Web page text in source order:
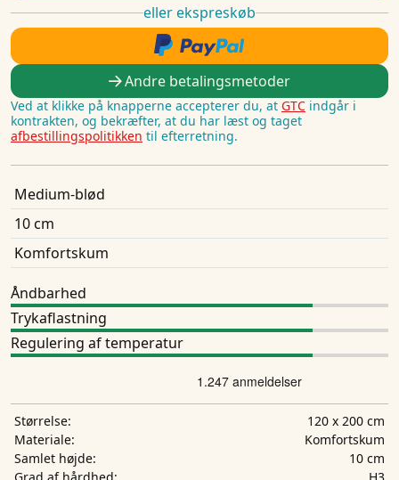
eller ekspreskøb
Andre betalingsmetoder
Ved at klikke på knapperne accepterer du, at GTC indgår i
kontrakten, og bekræfter, at du har læst og taget
afbestillingspolitikken til efterretning.
Medium-blød
10 cm
Komfortskum
Åndbarhed
Trykaflastning
Regulering af temperatur
Størrelse:
120 x 200 cm
Materiale:
Komfortskum
Samlet højde:
10 cm